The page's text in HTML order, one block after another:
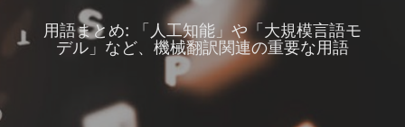
用語まとめ: 「人工知能」や「大規模言語モ
デル」など、機械翻訳関連の重要な用語